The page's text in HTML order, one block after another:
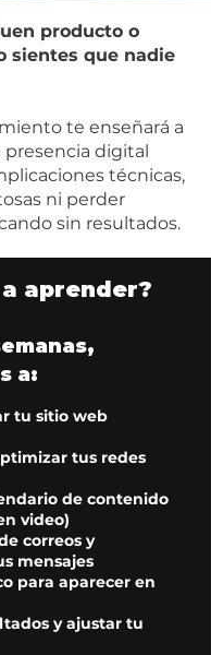
producto o
sientes que nadie
te enseñará a
digital
técnicas,
ni perder
sin resultados.
a aprender?
a:
tu sitio web
tus redes
de contenido
video)
correos y
mensajes
para aparecer en
y ajustar tu